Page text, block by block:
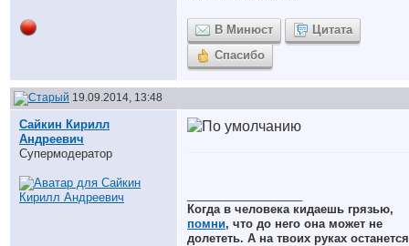
В Минюст
Цитата
Спасибо
19.09.2014, 13:48
Сайкин Кирилл
Андреевич
Супермодератор
Когда в человека кидаешь грязью,
помни, что до него она может не
долететь. А на твоих руках